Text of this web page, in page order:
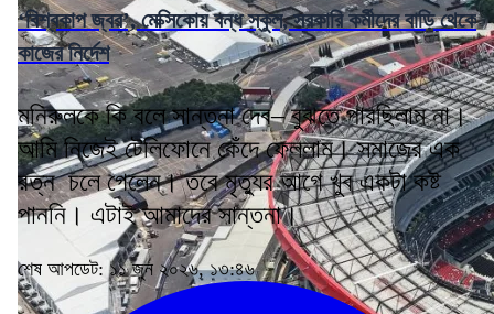
‘বিশ্বকাপ জ্বর’, মেক্সিকোয় বন্ধ স্কুল, সরকারি কর্মীদের বাড়ি থেকে
কাজের নির্দেশ
মনিরুলকে কি বলে সান্তনা দেব– বুঝতে পারছিলাম না।
আমি নিজেই টেলিফোনে কেঁদে ফেললাম। সমাজের এক
রত্ন চলে গেলেন। তবে মৃত্যুর আগে খুব একটা কষ্ট
পাননি। এটাই আমাদের সান্তনা।
শেষ আপডেট: ১১ জুন ২০২৬, ১৩:৪৬